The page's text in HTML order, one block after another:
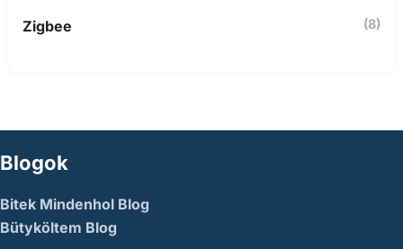
Zigbee (8)
Blogok
Bitek Mindenhol Blog
Bütyköltem Blog